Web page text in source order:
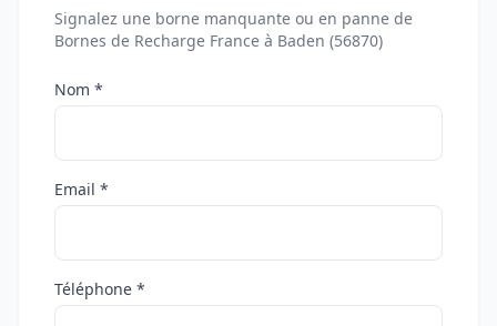
Signalez une borne manquante ou en panne de
Bornes de Recharge France à Baden (56870)
Nom *
Email *
Téléphone *